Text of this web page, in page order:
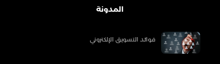
المدونة
فوائد التسويق الإلكتروني